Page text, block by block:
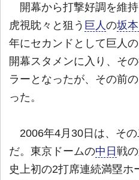
開幕から打撃好調を維
虎視眈々と狙う 巨人 の坂
年にセカンドとして巨人
開幕スタメンに入り、そ
ラーとなったが、その前
った。
2006年4月30日は、その
だ。東京ドームの中日戦
史上初の2打席連続満塁ホ